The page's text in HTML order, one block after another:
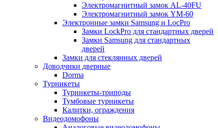
Электромагнитный замок AL-40FU
Электромагнитный замок YM-60
Электронные замки Samsung и LocPro
Замки LockPro для стандартных дверей
Замки Samsung для стандартных
дверей
Замки для стеклянных дверей
Доводчики дверные
Dorma
Турникеты
Турникеты-триподы
Тумбовые турникеты
Калитки, ограждения
Видеодомофоны